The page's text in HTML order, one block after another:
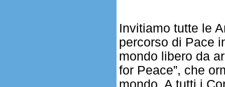
Invitiamo tutte le
percorso di Pace
mondo libero da
for Peace”, che
mondo. A tutti i